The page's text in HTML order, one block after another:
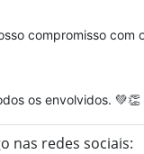
compromisso
os envolvidos. 💚👏
nas redes sociais: